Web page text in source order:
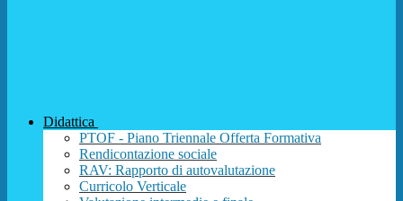
Didattica
PTOF - Piano Triennale Offerta Formativa
Rendicontazione sociale
RAV: Rapporto di autovalutazione
Curricolo Verticale